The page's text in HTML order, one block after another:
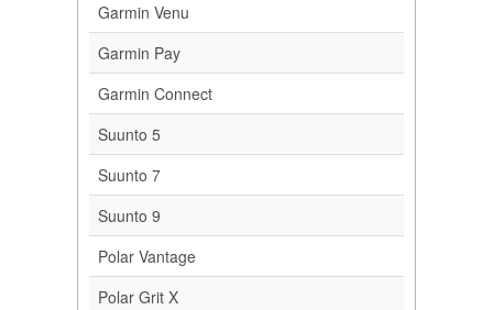
Garmin Venu
Garmin Pay
Garmin Connect
Suunto 5
Suunto 7
Suunto 9
Polar Vantage
Polar Grit X